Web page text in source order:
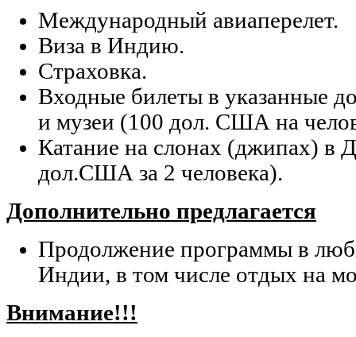
Международный авиаперелет.
Виза в Индию.
Страховка.
Входные билеты в указанные
и музеи (100 дол. США на
Катание на слонах (джипах) в
дол.США за 2 человека).
Дополнительно предлагается
Продолжение программы в
Индии, в том числе отдых на
Внимание!!!